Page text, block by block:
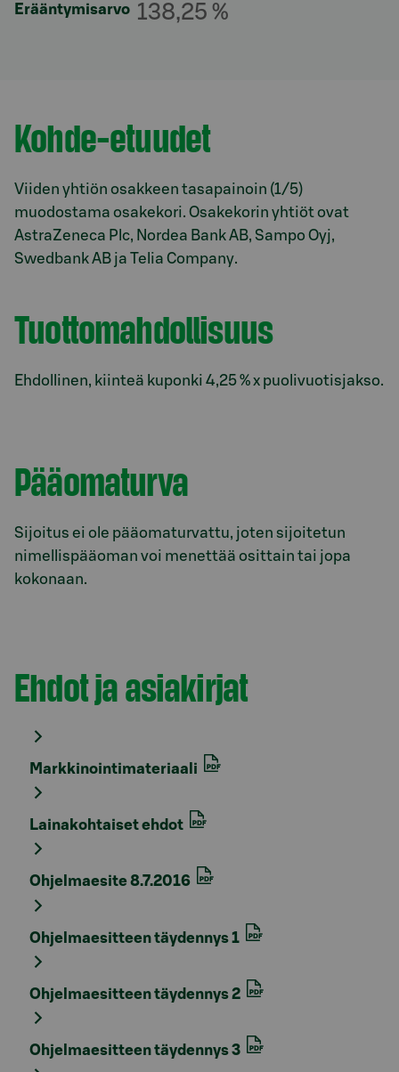
Erääntymisarvo 138,25 %
Osio otsikolla
Kohde-etuudet
Viiden yhtiön osakkeen tasapainoin (1/5)
muodostama osakekori. Osakekorin yhtiöt ovat
AstraZeneca Plc, Nordea Bank AB, Sampo Oyj,
Swedbank AB ja Telia Company.
Tuottomahdollisuus
Ehdollinen, kiinteä kuponki 4,25 % x puolivuotisjakso.
Pääomaturva
Sijoitus ei ole pääomaturvattu, joten sijoitetun
nimellispääoman voi menettää osittain tai jopa
kokonaan.
Osio otsikolla
Ehdot ja asiakirjat
Markkinointimateriaali
Lainakohtaiset ehdot
Ohjelmaesite 8.7.2016
Ohjelmaesitteen täydennys 1
Ohjelmaesitteen täydennys 2
Ohjelmaesitteen täydennys 3